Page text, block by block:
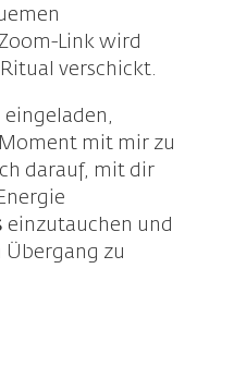
Link wird
verschickt.
eingeladen,
mit mir zu
darauf, mit dir
einzutauchen und
Übergang zu